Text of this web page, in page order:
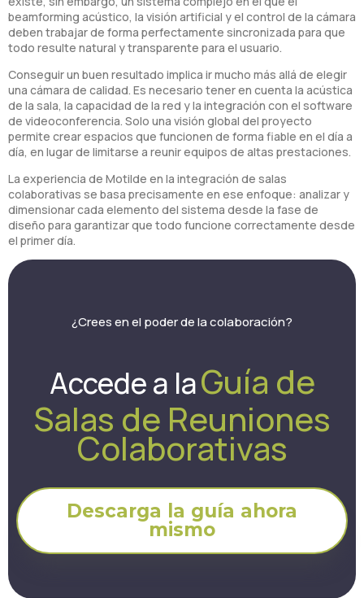
beamforming acústico, la visión artificial y el control de la cámara
deben trabajar de forma perfectamente sincronizada para que
todo resulte natural y transparente para el usuario.
Conseguir un buen resultado implica ir mucho más allá de elegir
una cámara de calidad. Es necesario tener en cuenta la acústica
de la sala, la capacidad de la red y la integración con el software
de videoconferencia. Solo una visión global del proyecto
permite crear espacios que funcionen de forma fiable en el día a
día, en lugar de limitarse a reunir equipos de altas prestaciones.
La experiencia de Motilde en la integración de salas
colaborativas se basa precisamente en ese enfoque: analizar y
dimensionar cada elemento del sistema desde la fase de
diseño para garantizar que todo funcione correctamente desde
el primer día.
¿Crees en el poder de la colaboración?
Accede a laGuía de
Salas de Reuniones
Colaborativas
Descarga la guía ahora
mismo